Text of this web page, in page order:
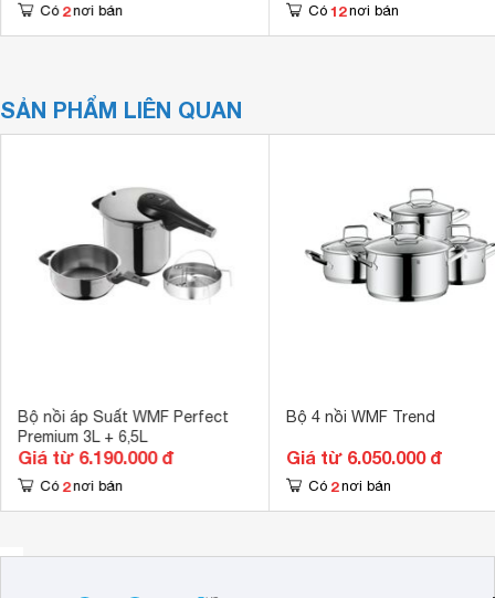
Có 2 nơi bán Có 12 nơi bán
SẢN PHẨM LIÊN QUAN
Bộ nồi áp Suất WMF Perfect
Premium 3L + 6,5L
Giá từ 6.190.000 đ
Có 2 nơi bán
Bộ 4 nồi WMF Trend
Giá từ 6.050.000 đ
Có 2 nơi bán